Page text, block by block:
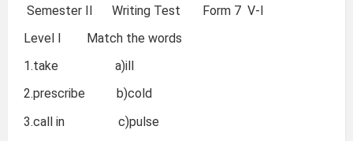
Semester II Writing Test Form 7 V-I
Level I Match the words
1.take a)ill
2.prescribe b)cold
3.call in c)pulse